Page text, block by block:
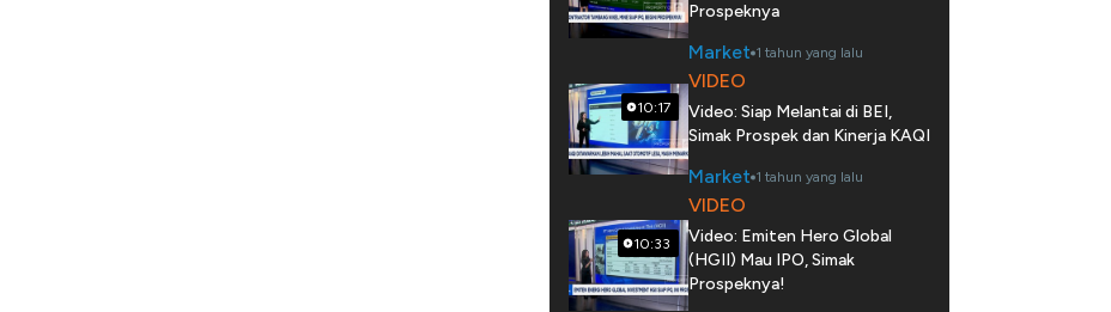
Prospeknya
Market 1 tahun yang lalu
10:17
VIDEO
Video: Siap Melantai di BEI,
Simak Prospek dan Kinerja KAQI
Market 1 tahun yang lalu
10:33
VIDEO
Video: Emiten Hero Global
(HGII) Mau IPO, Simak
Prospeknya!